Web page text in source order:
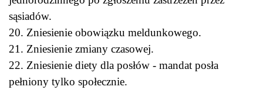
sąsiadów.
20. Zniesienie obowiązku meldunkowego.
21. Zniesienie zmiany czasowej.
22. Zniesienie diety dla posłów - mandat posła
pełniony tylko społecznie.